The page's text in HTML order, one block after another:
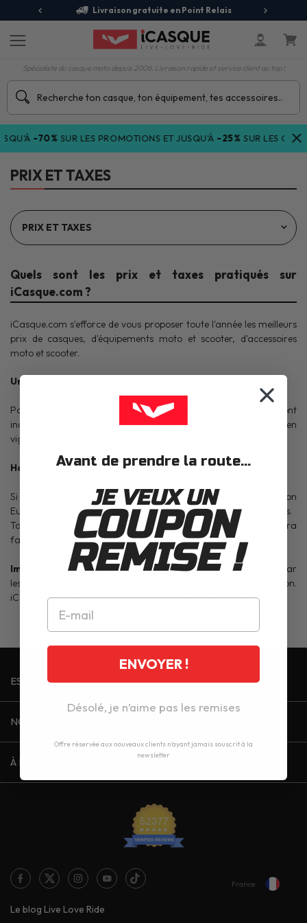
Livraison gratuite en Point Relais
Spécialiste du casque moto depuis 2006. Livraison rapide et service client au top !
-70%SUR LES PROMOTIONS ET JUSQU'À-25%SUR LES
PRIX ET TAXES
Quels sont les prix et taxes pratiqués sur
iCasque.com ?
iCasque.com s'efforce de vous proposer toute l'année les meilleurs
prix de casques, d'équipements moto et scooter, d'accessoires
moto et scooter.
Union Européenne
Pour les clients faisant partie de l'Union Européenne, les prix sont
indiqués en euros et tiennent compte de la T.V.A. française en
vigueur.
Hors Union Européenne
Si vous êtes enrégistré et identifié comme client hors Union
Européenne, les prix seront automatiquement affichés hors taxes.
Toutes commande expédiée en dehors de l'Union Européenne sera
facturée hors taxes.
Important
: Des frais et taxes peuvent vous êtres réclamées par
les autorités locales douanières du pays de destination.
iCasque.com ne pourra en aucun cas en être tenu responsable.
ESPACE CLIENT
NOUS CONTACTER 5J/7
À PROPOS
Le blog Live Love Ride
France
Avant de prendre la route...
JE VEUX UN
COUPON
REMISE !
ENVOYER !
Désolé, je n’aime pas les remises
Offre réservée aux nouveaux clients n'ayant jamais souscrit à la
newsletter